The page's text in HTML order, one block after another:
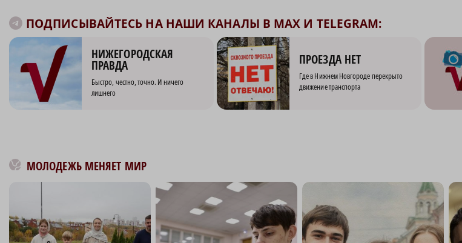
ПОДПИСЫВАЙТЕСЬ НА НАШИ КАНАЛЫ В MAX И TELEGRAM:
НИЖЕГОРОДСКАЯ
ПРАВДА
Быстро, честно, точно. И ничего
лишнего
ПРОЕЗДА НЕТ
Где в Нижнем Новгороде перекрыто
движение транспорта
МОЛОДЕЖЬ МЕНЯЕТ МИР